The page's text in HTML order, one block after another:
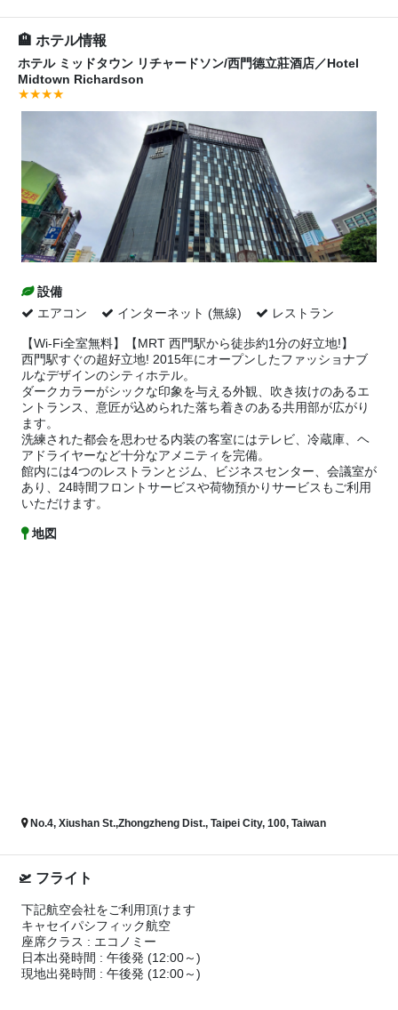
ホテル情報
ホテル ミッドタウン リチャードソン/西門德立莊酒店／Hotel
Midtown Richardson
★★★★
設備
エアコン
インターネット (無線) レストラン
【Wi-Fi全室無料】【MRT 西門駅から徒歩約1分の好立地!】
西門駅すぐの超好立地! 2015年にオープンしたファッショナブ
ルなデザインのシティホテル。
ダークカラーがシックな印象を与える外観、吹き抜けのあるエ
ントランス、意匠が込められた落ち着きのある共用部が広がり
ます。
洗練された都会を思わせる内装の客室にはテレビ、冷蔵庫、ヘ
アドライヤーなど十分なアメニティを完備。
館内には4つのレストランとジム、ビジネスセンター、会議室が
あり、24時間フロントサービスや荷物預かりサービスもご利用
いただけます。
地図
No.4, Xiushan St.,Zhongzheng Dist., Taipei City, 100, Taiwan
フライト
下記航空会社をご利用頂けます
キャセイパシフィック航空
座席クラス : エコノミー
日本出発時間 : 午後発 (12:00～)
現地出発時間 : 午後発 (12:00～)